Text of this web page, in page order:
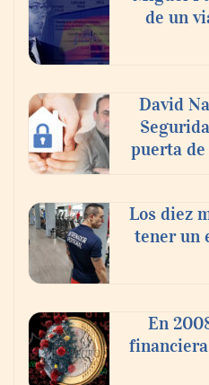
Toro Tapas inaugura
experiencia desde
anochecer con cocina
de un
David
puerta
Los diez
tener un
En